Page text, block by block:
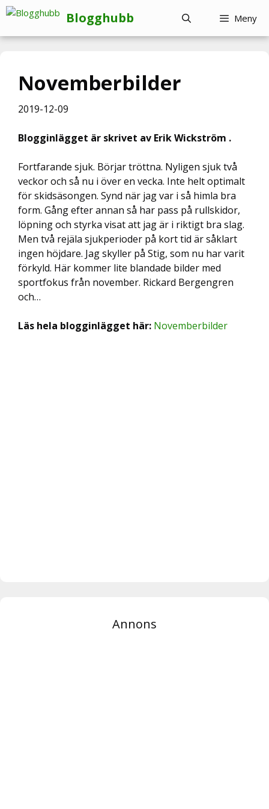
Hoppa
innehåll
Blogghubb Meny
Novemberbilder
2019-12-09
Blogginlägget är skrivet av Erik Wickström .
Fortfarande sjuk. Börjar tröttna. Nyligen sjuk två
veckor och så nu i över en vecka. Inte helt optimalt
för skidsäsongen. Synd när jag var i så himla bra
form. Gång efter annan så har pass på rullskidor,
löpning och styrka visat att jag är i riktigt bra slag.
Men två rejäla sjukperioder på kort tid är såklart
ingen höjdare. Jag skyller på Stig, som nu har varit
förkyld. Här kommer lite blandade bilder med
sportfokus från november. Rickard Bergengren
och…
Läs hela blogginlägget här: Novemberbilder
Annons